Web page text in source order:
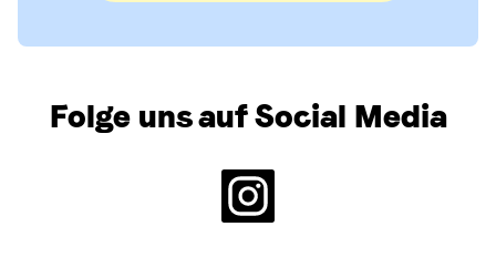
Folge uns auf Social Media